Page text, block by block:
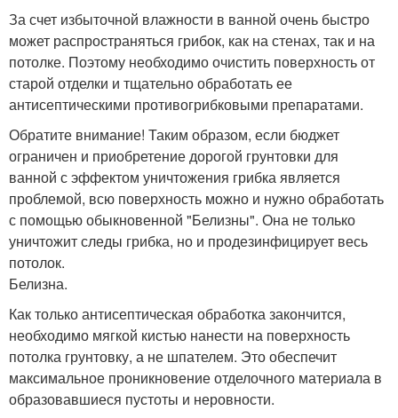
За счет избыточной влажности в ванной очень быстро
может распространяться грибок, как на стенах, так и на
потолке. Поэтому необходимо очистить поверхность от
старой отделки и тщательно обработать ее
антисептическими противогрибковыми препаратами.
Обратите внимание! Таким образом, если бюджет
ограничен и приобретение дорогой грунтовки для
ванной с эффектом уничтожения грибка является
проблемой, всю поверхность можно и нужно обработать
с помощью обыкновенной "Белизны". Она не только
уничтожит следы грибка, но и продезинфицирует весь
потолок.
Белизна.
Как только антисептическая обработка закончится,
необходимо мягкой кистью нанести на поверхность
потолка грунтовку, а не шпателем. Это обеспечит
максимальное проникновение отделочного материала в
образовавшиеся пустоты и неровности.